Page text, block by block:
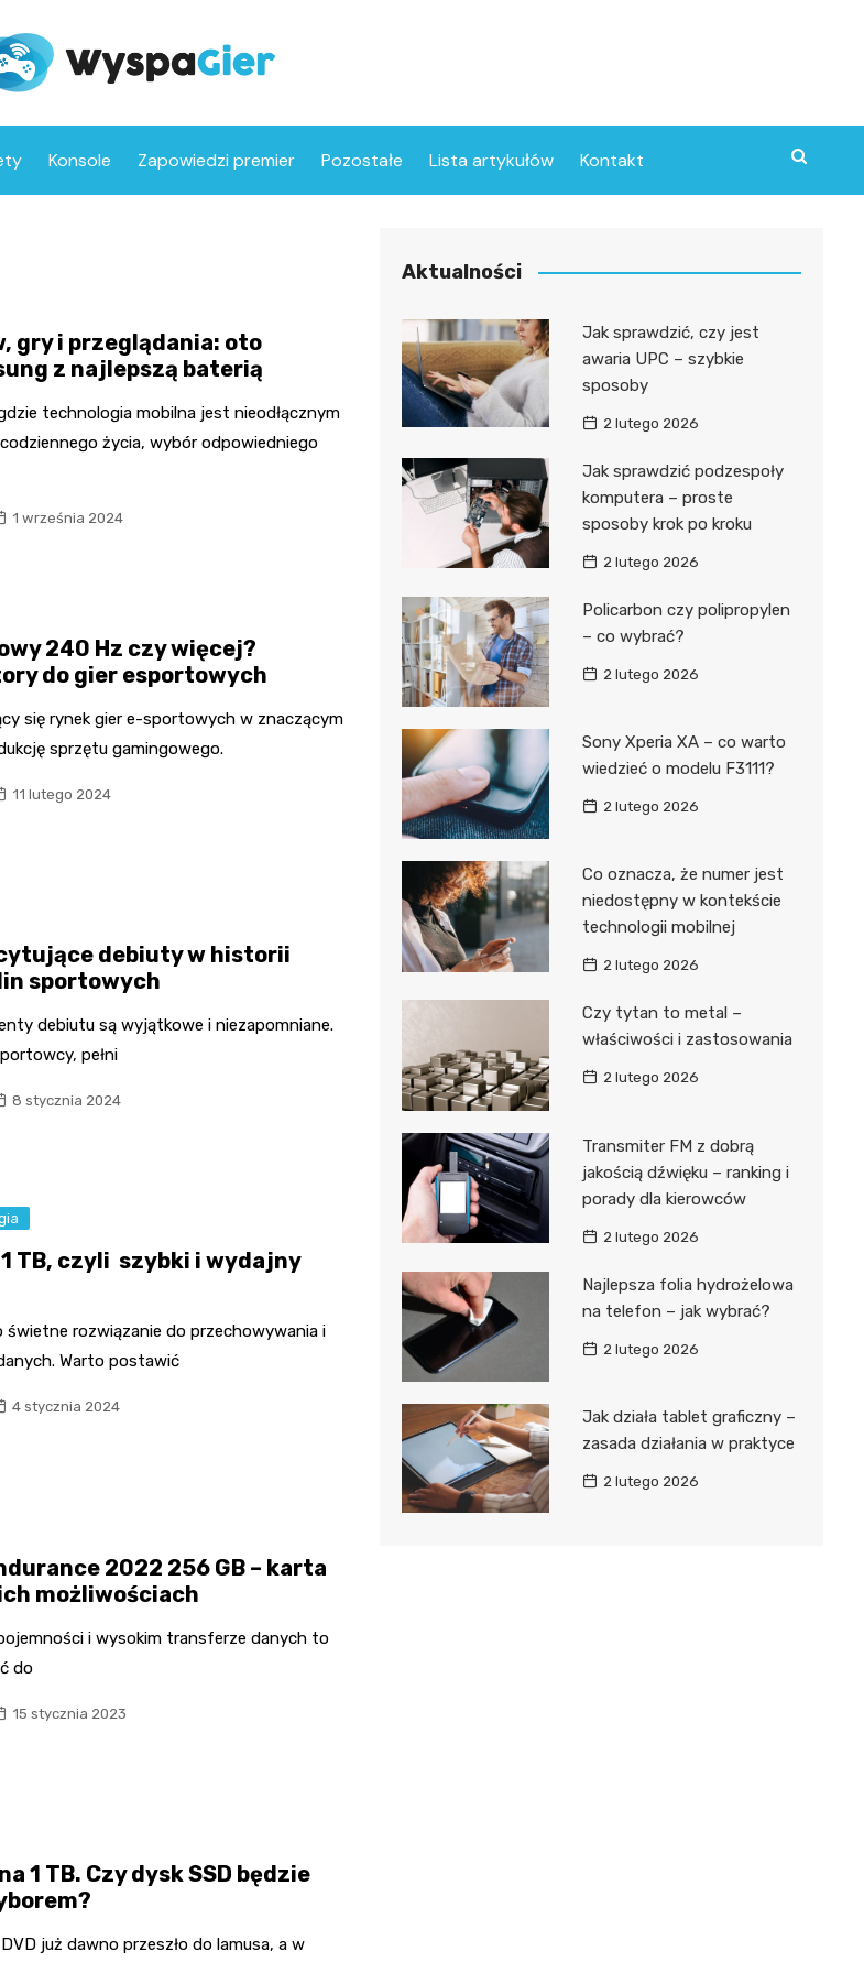
Konsole Zapowiedzi premier Pozostałe Lista artykułów Kontakt
gry i przeglądania: oto
z najlepszą baterią
technologia mobilna jest nieodłącznym
życia, wybór odpowiedniego
1 września 2024
240 Hz czy więcej?
do gier esportowych
się rynek gier e-sportowych w znaczącym
sprzętu gamingowego.
11 lutego 2024
debiuty w historii
sportowych
debiutu są wyjątkowe i niezapomniane.
pełni
8 stycznia 2024
TB, czyli szybki i wydajny
świetne rozwiązanie do przechowywania i
Warto postawić
4 stycznia 2024
2022 256 GB – karta
możliwościach
i wysokim transferze danych to
do
15 stycznia 2023
1 TB. Czy dysk SSD będzie
już dawno przeszło do lamusa, a w
Aktualności
Jak sprawdzić, czy jest
awaria UPC – szybkie
sposoby
2 lutego 2026
Jak sprawdzić podzespoły
komputera – proste
sposoby krok po kroku
2 lutego 2026
Policarbon czy polipropylen
– co wybrać?
2 lutego 2026
Sony Xperia XA – co warto
wiedzieć o modelu F3111?
2 lutego 2026
Co oznacza, że numer jest
niedostępny w kontekście
technologii mobilnej
2 lutego 2026
Czy tytan to metal –
właściwości i zastosowania
2 lutego 2026
Transmiter FM z dobrą
jakością dźwięku – ranking i
porady dla kierowców
2 lutego 2026
Najlepsza folia hydrożelowa
na telefon – jak wybrać?
2 lutego 2026
Jak działa tablet graficzny –
zasada działania w praktyce
2 lutego 2026